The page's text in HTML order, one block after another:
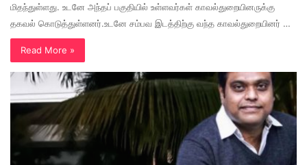
மிதந்துள்ளது. உடனே அந்தப் பகுதியில் உள்ளவர்கள் காவல்துறையினருக்கு
தகவல் கொடுத்துள்ளனர்.உடனே சம்பவ இடத்திற்கு வந்த காவல்துறையினர் …
Read More »